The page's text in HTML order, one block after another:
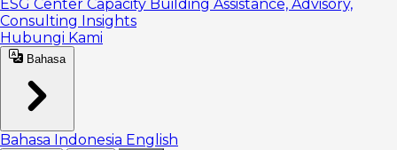
ESG Center Capacity Building Assistance, Advisory,
Consulting Insights
Hubungi Kami
Bahasa
Bahasa Indonesia English